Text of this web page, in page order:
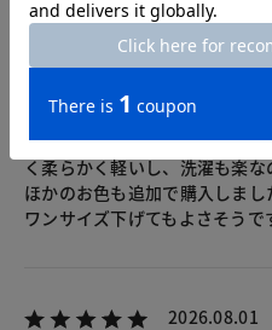
みずようかん 身長160cm
カラー：ネイビー
サイズ：7
ネイビーの9号を購入しました
リングの結び方により、かわ
きます。ドレープや裾のカー
く柔らかく軽いし、洗濯も楽
ほかのお色も追加で購入しまし
ワンサイズ下げてもよさそうで
2026.08.01